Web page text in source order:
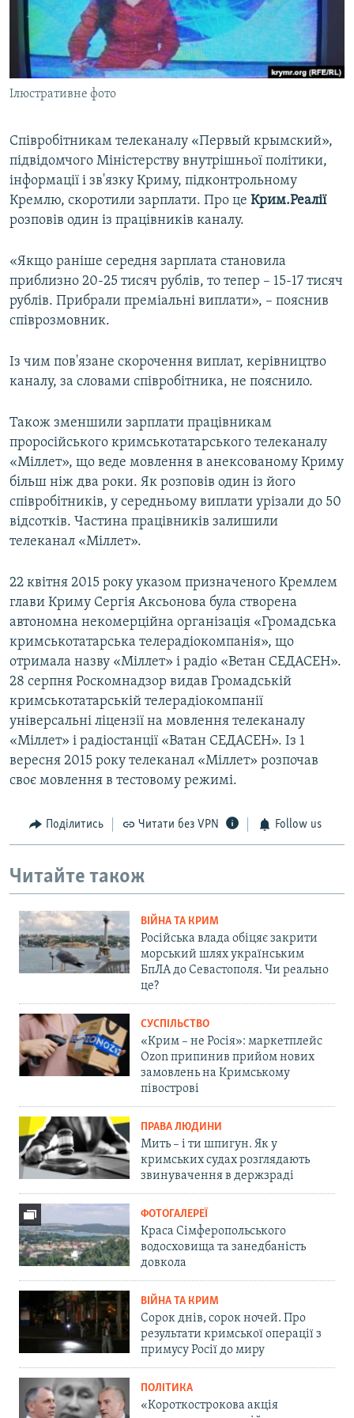
ВІДЕОУРОКИ «ELIFBE»
СВІДЧЕННЯ ОКУПАЦІЇ
УКРАЇНСЬКА ПРОБЛЕМА КРИМУ
ІНФОГРАФІКА
Русский
Qırımtatar
ДОЛУЧАЙСЯ!
Усі сайти RFE/RL
Ілюстративне фото
Співробітникам телеканалу «Первый крымский»,
підвідомчого Міністерству внутрішньої політики,
інформації і зв'язку Криму, підконтрольному
Кремлю, скоротили зарплати. Про це Крим.Реалії
розповів один із працівників каналу.
«Якщо раніше середня зарплата становила
приблизно 20-25 тисяч рублів, то тепер – 15-17 тисяч
рублів. Прибрали преміальні виплати», – пояснив
співрозмовник.
Із чим пов'язане скорочення виплат, керівництво
каналу, за словами співробітника, не пояснило.
Також зменшили зарплати працівникам
проросійського кримськотатарського телеканалу
«Міллет», що веде мовлення в анексованому Криму
більш ніж два роки. Як розповів один із його
співробітників, у середньому виплати урізали до 50
відсотків. Частина працівників залишили
телеканал «Міллет».
22 квітня 2015 року указом призначеного Кремлем
глави Криму Сергія Аксьонова була створена
автономна некомерційна організація «Громадська
кримськотатарська телерадіокомпанія», що
отримала назву «Міллет» і радіо «Ветан СЕДАСЕН».
28 серпня Роскомнадзор видав Громадській
кримськотатарській телерадіокомпанії
універсальні ліцензії на мовлення телеканалу
«Міллет» і радіостанції «Ватан СЕДАСЕН». Із 1
вересня 2015 року телеканал «Міллет» розпочав
своє мовлення в тестовому режимі.
Поділитись Читати без VPN Follow us
Читайте також
ВІЙНА ТА КРИМ
Російська влада обіцяє закрити
морський шлях українським
БпЛА до Севастополя. Чи реально
це?
СУСПІЛЬСТВО
«Крим – не Росія»: маркетплейс
Ozon припинив прийом нових
замовлень на Кримському
півострові
ПРАВА ЛЮДИНИ
Мить – і ти шпигун. Як у
кримських судах розглядають
звинувачення в держзраді
ФОТОГАЛЕРЕЇ
Краса Сімферопольського
водосховища та занедбаність
довкола
ВІЙНА ТА КРИМ
Сорок днів, сорок ночей. Про
результати кримської операції з
примусу Росії до миру
ПОЛІТИКА
«Короткострокова акція